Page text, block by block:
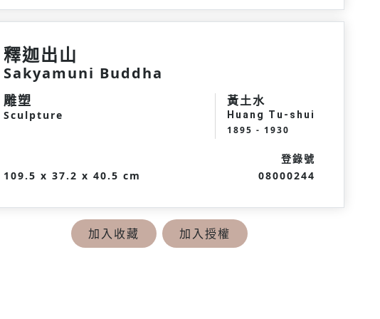
釋迦出山
Sakyamuni Buddha
雕塑
Sculpture
黃土水
Huang Tu-shui
1895 - 1930
109.5 x 37.2 x 40.5 cm
登錄號
08000244
加入收藏 加入授權